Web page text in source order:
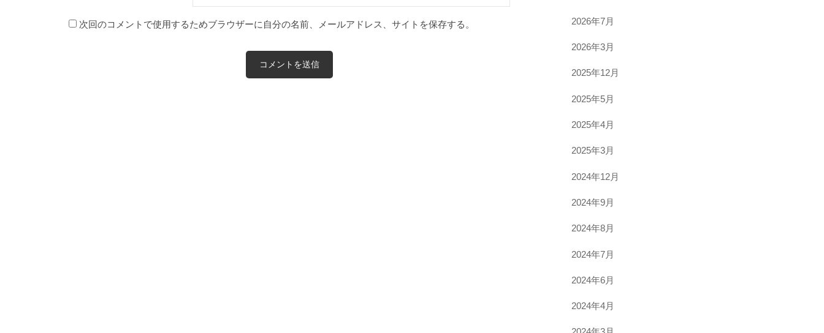
次回のコメントで使用するためブラウザーに自分の名前、メールアドレス、サイトを保存する。 2026年7月
2026年3月
2025年12月
2025年5月
2025年4月
2025年3月
2024年12月
2024年9月
2024年8月
2024年7月
2024年6月
2024年4月